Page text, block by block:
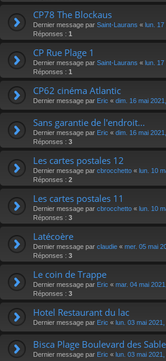
CP78 The Blockaus
Dernier message par Saint-Laurans « lun. 17
Réponses : 1
CP Rue Plage 1
Dernier message par Saint-Laurans « lun. 17
Réponses : 1
CP62 cinéma Atlantic
Dernier message par Eric « dim. 16 mai
Sans garantie de l'endroit...
Dernier message par Eric « dim. 16 mai
Réponses : 3
Les cartes postales 12
Dernier message par cbrocchetto « lun. 10
Réponses : 2
Les cartes postales 11
Dernier message par cbrocchetto « lun. 10
Réponses : 3
Latécoère
Dernier message par claudie « mer. 05 mai
Réponses : 3
Le coin de Trappe
Dernier message par Eric « mar. 04 mai
Réponses : 3
Hotel Restaurant du lac
Dernier message par Eric « lun. 03 mai
Bisca Plage Boulevard des
Dernier message par Eric « lun. 03 mai